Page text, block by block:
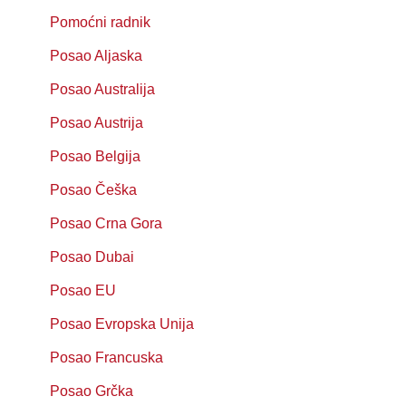
Pomoćni radnik
Posao Aljaska
Posao Australija
Posao Austrija
Posao Belgija
Posao Češka
Posao Crna Gora
Posao Dubai
Posao EU
Posao Evropska Unija
Posao Francuska
Posao Grčka